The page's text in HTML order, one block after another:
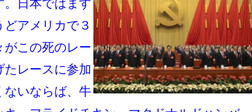
。日本ではます
アメリカで３
がこの死のレー
たレースに参加
ないならば、牛